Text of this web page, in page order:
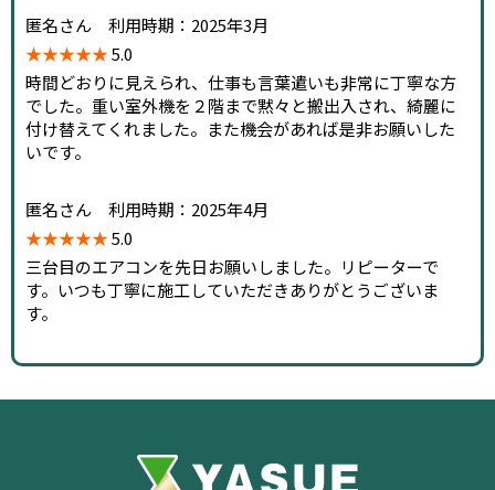
匿名さん 利用時期：2025年3月
★★★★★5.0
時間どおりに見えられ、仕事も言葉遣いも非常に丁寧な方
でした。重い室外機を２階まで黙々と搬出入され、綺麗に
付け替えてくれました。また機会があれば是非お願いした
いです。
匿名さん 利用時期：2025年4月
★★★★★5.0
三台目のエアコンを先日お願いしました。リピーターで
す。いつも丁寧に施工していただきありがとうございま
す。